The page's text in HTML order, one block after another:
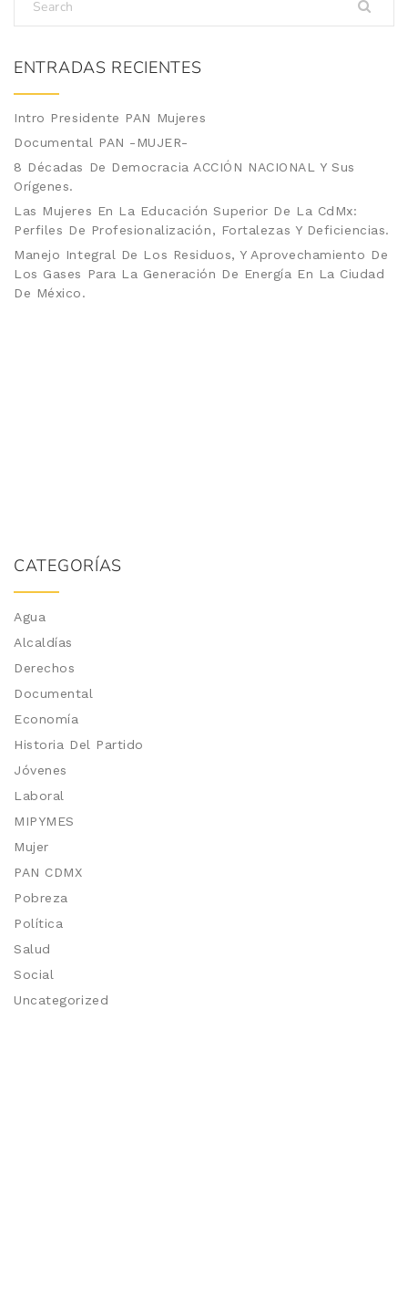
ENTRADAS RECIENTES
Intro Presidente PAN Mujeres
Documental PAN -MUJER-
8 Décadas De Democracia ACCIÓN NACIONAL Y Sus
Orígenes.
Las Mujeres En La Educación Superior De La CdMx:
Perfiles De Profesionalización, Fortalezas Y Deficiencias.
Manejo Integral De Los Residuos, Y Aprovechamiento De
Los Gases Para La Generación De Energía En La Ciudad
De México.
CATEGORÍAS
Agua
Alcaldías
Derechos
Documental
Economía
Historia Del Partido
Jóvenes
Laboral
MIPYMES
Mujer
PAN CDMX
Pobreza
Política
Salud
Social
Uncategorized